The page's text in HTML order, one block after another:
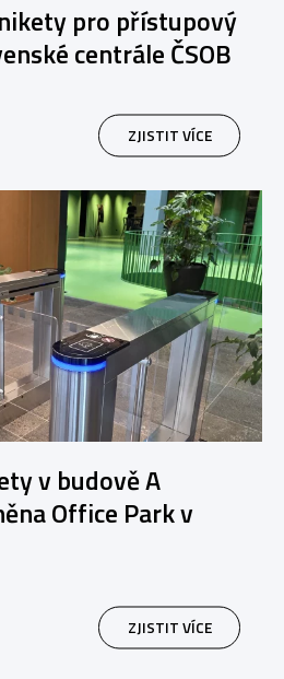
pro přístupový
centrále ČSOB
ZJISTIT VÍCE
v budově A
Office Park v
ZJISTIT VÍCE